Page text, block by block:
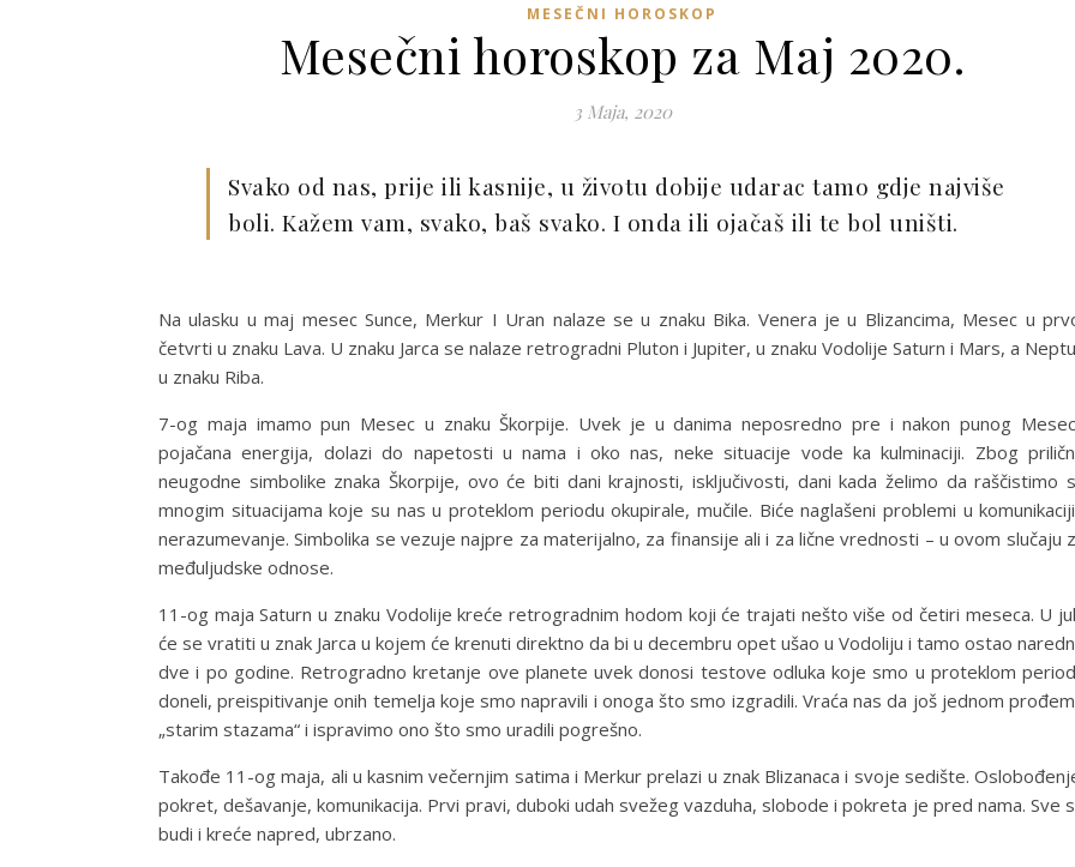
MESEČNI HOROSKOP
Mesečni horoskop za Maj 2020.
3 Maja, 2020
Svako od nas, prije ili kasnije, u životu dobije udarac tamo gdje najviše
boli. Kažem vam, svako, baš svako. I onda ili ojačaš ili te bol uništi.
Na ulasku u maj mesec Sunce, Merkur I Uran nalaze se u znaku Bika. Venera je u Blizancima, Mesec u
četvrti u znaku Lava. U znaku Jarca se nalaze retrogradni Pluton i Jupiter, u znaku Vodolije Saturn i Mars, a
u znaku Riba.
7-og maja imamo pun Mesec u znaku Škorpije. Uvek je u danima neposredno pre i nakon punog
pojačana energija, dolazi do napetosti u nama i oko nas, neke situacije vode ka kulminaciji. Zbog
neugodne simbolike znaka Škorpije, ovo će biti dani krajnosti, isključivosti, dani kada želimo da raščistimo
mnogim situacijama koje su nas u proteklom periodu okupirale, mučile. Biće naglašeni problemi u
nerazumevanje. Simbolika se vezuje najpre za materijalno, za finansije ali i za lične vrednosti – u ovom slučaju
međuljudske odnose.
11-og maja Saturn u znaku Vodolije kreće retrogradnim hodom koji će trajati nešto više od četiri meseca. U
će se vratiti u znak Jarca u kojem će krenuti direktno da bi u decembru opet ušao u Vodoliju i tamo ostao
dve i po godine. Retrogradno kretanje ove planete uvek donosi testove odluka koje smo u proteklom
doneli, preispitivanje onih temelja koje smo napravili i onoga što smo izgradili. Vraća nas da još jednom
„starim stazama“ i ispravimo ono što smo uradili pogrešno.
Takođe 11-og maja, ali u kasnim večernjim satima i Merkur prelazi u znak Blizanaca i svoje sedište.
pokret, dešavanje, komunikacija. Prvi pravi, duboki udah svežeg vazduha, slobode i pokreta je pred nama. Sve
budi i kreće napred, ubrzano.